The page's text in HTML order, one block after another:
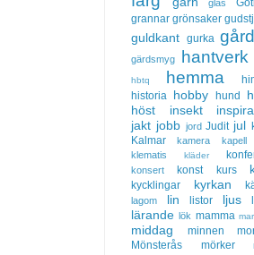
glas
grannar grönsaker
guldkant gurka
gärdsmyg hantverk
hbtq hemma
historia hobby hund
höst
insekt
jakt jobb jord Judit jul
Kalmar
kamera kapell
klematis kläder
konsert konst kurs
kycklingar kyrkan
lagom lin listor ljus
lärande lök mamma
middag minnen
Mönsterås
mörker